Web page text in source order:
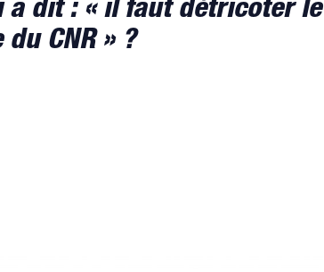
a dit : « il faut détricoter le
CNR » ?